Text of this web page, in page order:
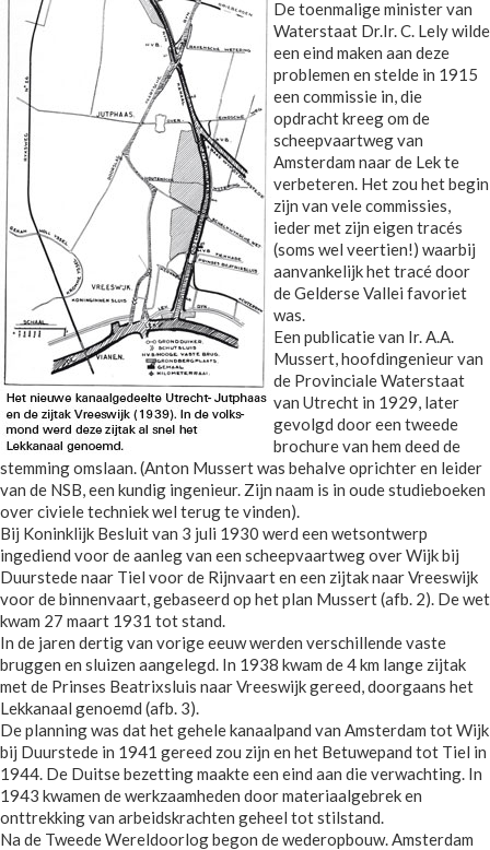
De toenmalige minister van
Waterstaat Dr.Ir. C. Lely wilde
een eind maken aan deze
problemen en stelde in 1915
een commissie in, die
opdracht kreeg om de
scheepvaartweg van
Amsterdam naar de Lek te
verbeteren. Het zou het begin
zijn van vele commissies,
ieder met zijn eigen tracés
(soms wel veertien!) waarbij
aanvankelijk het tracé door
de Gelderse Vallei favoriet
was.
Een publicatie van Ir. A.A.
Mussert, hoofdingenieur van
de Provinciale Waterstaat
van Utrecht in 1929, later
gevolgd door een tweede
brochure van hem deed de
stemming omslaan. (Anton Mussert was behalve oprichter en leider
van de NSB, een kundig ingenieur. Zijn naam is in oude studieboeken
over civiele techniek wel terug te vinden).
Bij Koninklijk Besluit van 3 juli 1930 werd een wetsontwerp
ingediend voor de aanleg van een scheepvaartweg over Wijk bij
Duurstede naar Tiel voor de Rijnvaart en een zijtak naar Vreeswijk
voor de binnenvaart, gebaseerd op het plan Mussert (afb. 2). De wet
kwam 27 maart 1931 tot stand.
In de jaren dertig van vorige eeuw werden verschillende vaste
bruggen en sluizen aangelegd. In 1938 kwam de 4 km lange zijtak
met de Prinses Beatrixsluis naar Vreeswijk gereed, doorgaans het
Lekkanaal genoemd (afb. 3).
De planning was dat het gehele kanaalpand van Amsterdam tot Wijk
bij Duurstede in 1941 gereed zou zijn en het Betuwepand tot Tiel in
1944. De Duitse bezetting maakte een eind aan die verwachting. In
1943 kwamen de werkzaamheden door materiaalgebrek en
onttrekking van arbeidskrachten geheel tot stilstand.
Na de Tweede Wereldoorlog begon de wederopbouw. Amsterdam